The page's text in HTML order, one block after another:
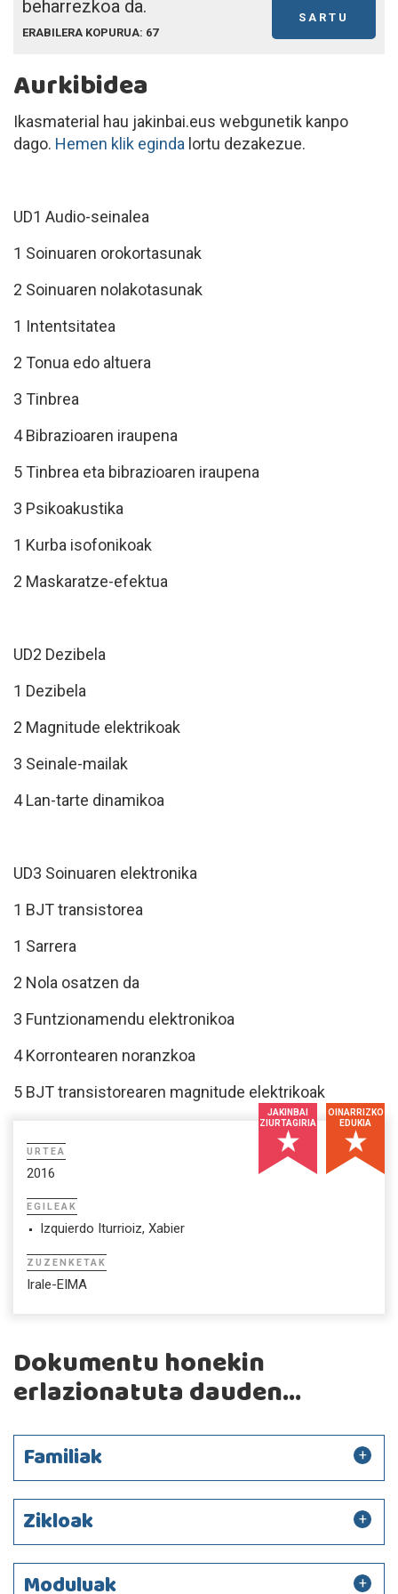
beharrezkoa da.
SARTU
ERABILERA KOPURUA: 67
Aurkibidea
Ikasmaterial hau jakinbai.eus webgunetik kanpo
dago. Hemen klik eginda lortu dezakezue.
UD1 Audio-seinalea
1 Soinuaren orokortasunak
2 Soinuaren nolakotasunak
1 Intentsitatea
2 Tonua edo altuera
3 Tinbrea
4 Bibrazioaren iraupena
5 Tinbrea eta bibrazioaren iraupena
3 Psikoakustika
1 Kurba isofonikoak
2 Maskaratze-efektua
UD2 Dezibela
1 Dezibela
2 Magnitude elektrikoak
3 Seinale-mailak
4 Lan-tarte dinamikoa
UD3 Soinuaren elektronika
1 BJT transistorea
1 Sarrera
2 Nola osatzen da
3 Funtzionamendu elektronikoa
4 Korrontearen noranzkoa
5 BJT transistorearen magnitude elektrikoak
JAKINBAI
ZIURTAGIRIA
OINARRIZKO
EDUKIA
URTEA
2016
EGILEAK
Izquierdo Iturrioiz, Xabier
ZUZENKETAK
Irale-EIMA
Dokumentu honekin
erlazionatuta dauden...
Familiak
Zikloak
Moduluak